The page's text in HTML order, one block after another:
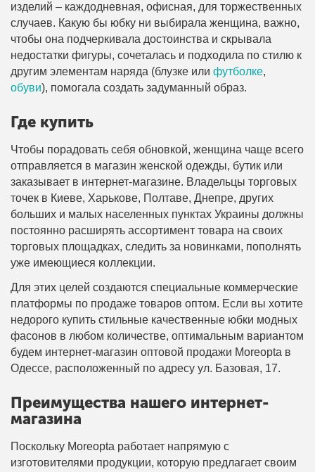
изделий – каждодневная, офисная, для торжественных
случаев. Какую бы юбку ни выбирала женщина, важно,
чтобы она подчеркивала достоинства и скрывала
недостатки фигуры, сочеталась и подходила по стилю к
другим элементам наряда (блузке илифутболке,
обуви), помогала создать задуманный образ.
Где купить
Чтобы порадовать себя обновкой, женщина чаще всего
отправляется в магазин женской одежды, бутик или
заказывает в интернет-магазине. Владельцы торговых
точек в Киеве, Харькове, Полтаве, Днепре, других
больших и малых населенных пунктах Украины должны
постоянно расширять ассортимент товара на своих
торговых площадках, следить за новинками, пополнять
уже имеющиеся коллекции.
Для этих целей создаются специальные коммерческие
платформы по продаже товаров оптом. Если вы хотите
недорого купить стильные качественные юбки модных
фасонов в любом количестве, оптимальным вариантом
будем интернет-магазин оптовой продажи Moreopta в
Одессе, расположенный по адресу ул. Базовая, 17.
Преимущества нашего интернет-
магазина
Поскольку Moreopta работает напрямую с
изготовителями продукции, которую предлагает своим